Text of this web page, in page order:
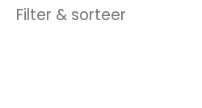
Filter & sorteer